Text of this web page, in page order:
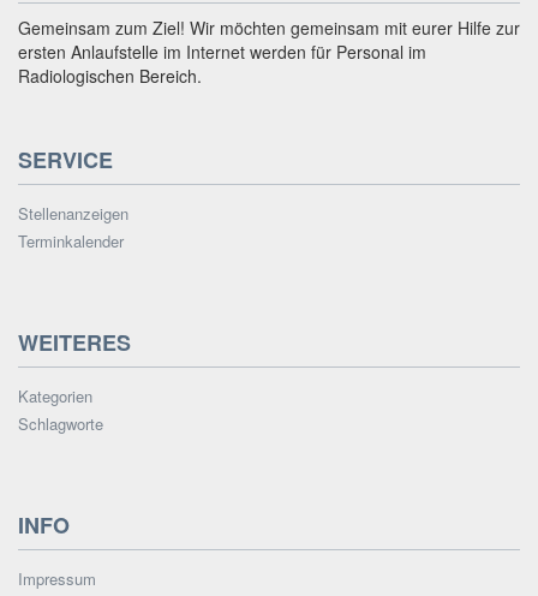
Gemeinsam zum Ziel! Wir möchten gemeinsam mit eurer Hilfe zur
ersten Anlaufstelle im Internet werden für Personal im
Radiologischen Bereich.
SERVICE
Stellenanzeigen
Terminkalender
WEITERES
Kategorien
Schlagworte
INFO
Impressum